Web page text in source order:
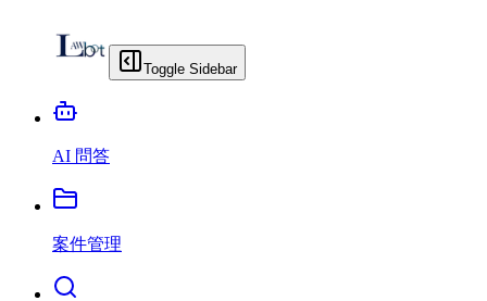
Toggle Sidebar
AI 問答
案件管理